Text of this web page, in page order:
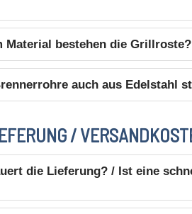
Material bestehen die Grillroste?
auch aus Edelstahl
/
die Lieferung? / Ist eine